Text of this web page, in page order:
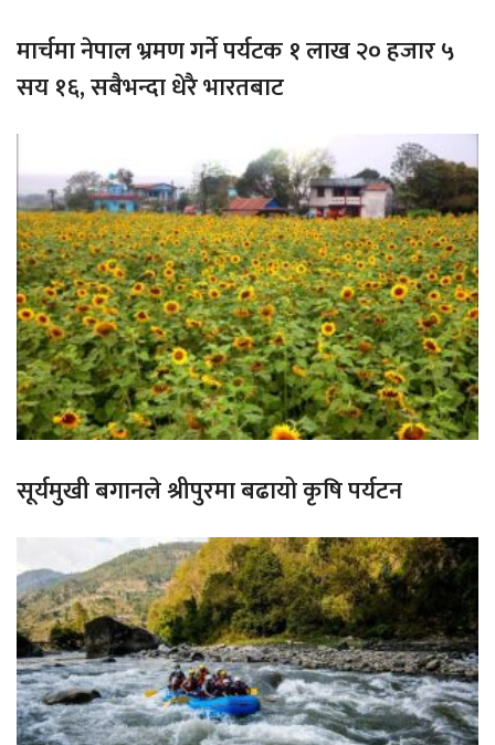
मार्चमा नेपाल भ्रमण गर्ने पर्यटक १ लाख २० हजार ५
सय १६, सबैभन्दा धेरै भारतबाट
सूर्यमुखी बगानले श्रीपुरमा बढायो कृषि पर्यटन